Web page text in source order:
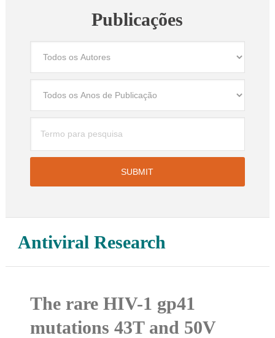
Publicações
Antiviral Research
The rare HIV-1 gp41
mutations 43T and 50V